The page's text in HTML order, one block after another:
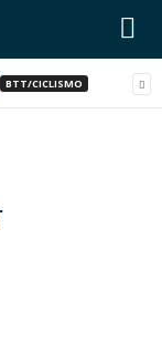
BTT/CICLISMO